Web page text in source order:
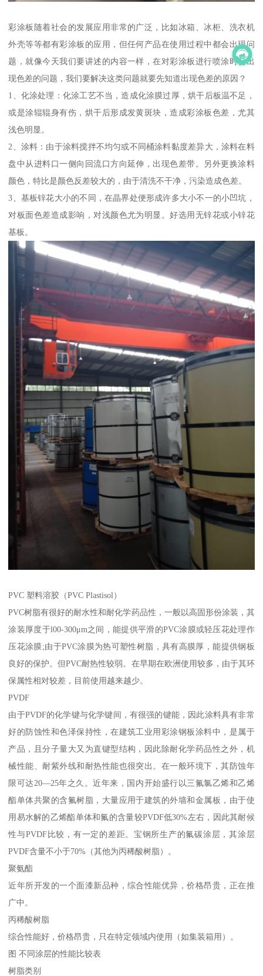
彩涂板随着社会的发展应用非常的广泛，比如冰箱、冰柜、洗衣机
外壳等等都有彩涂板的应用，但任何产品在使用过程中都会出现问
题，就像今天我们要讲述的内容一样，在对彩涂板进行喷涂时会出
现色差的问题，我们要解决这类问题就要先知道出现色差的原因？
1、化涂处理：化涂工艺不当，造成化涂膜过厚，烘干后板温不足，
或是涂辊辊身有伤，烘干后形成发黄斑块，造成彩涂板色差，尤其
浅色明显。
2、涂料：由于涂料搅拌不均匀或不同桶涂料黏度差异大，涂料在料
盘中从进料口一侧向回流口方向延伸，出现色差带。另外更换涂料
颜色，特比是颜色反差较大的，由于清洗不干净，污染造成色差。
3、基板锌花大小的不同，在晶界处便形成许多大小不一的小凹坑，
对板面色差造成影响，对浅颜色尤为明显。好选用无锌花或小锌花
基板。
PVC 塑料溶胶（PVC Plastisol）
PVC树脂有很好的耐水性和耐化学药品性，一般以高固形份涂装，其
涂装厚度于l00-300μm之间，能提供平滑的PVC涂膜或轻压花处理作
压花涂膜;由于PVC涂膜为热可塑性树脂，具有高膜厚，能提供钢板
良好的保护。但PVC耐热性较弱。在早期在欧洲使用较多，由于其环
保属性相对较差，目前使用越来越少。
PVDF
由于PVDF的化学键与化学键间，有很强的键能，因此涂料具有非常
好的防蚀性和色泽保持性，在建筑工业用彩涂钢板涂料中，是属于
产品，且分子量大又为直键型结构，因此除耐化学药品性之外，机
械性能、耐紫外线和耐热性能也很突出。在一般环境下，其防蚀年
限可达20—25年之久。近年来，国内开始盛行以三氟氯乙烯和乙烯
酯单体共聚的含氟树脂，大量应用于建筑的外墙和金属板，由于使
用易水解的乙烯酯单体和氟的含量较PVDF低30%左右，因此其耐候
性与PVDF比较，有一定的差距。宝钢所生产的氟碳涂层，其涂层
PVDF含量不小于70%（其他为丙稀酸树脂）。
聚氨酯
近年所开发的一个面漆新品种，综合性能优异，价格昂贵，正在推
广中。
丙稀酸树脂
综合性能好，价格昂贵，只在特定领域内使用（如集装箱用）。
图 不同涂层的性能比较表
树脂类别